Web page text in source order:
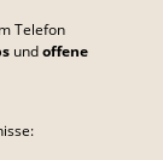
Telefon
undoffene